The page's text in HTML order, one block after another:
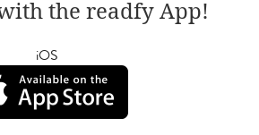
the readfy App!
iOS